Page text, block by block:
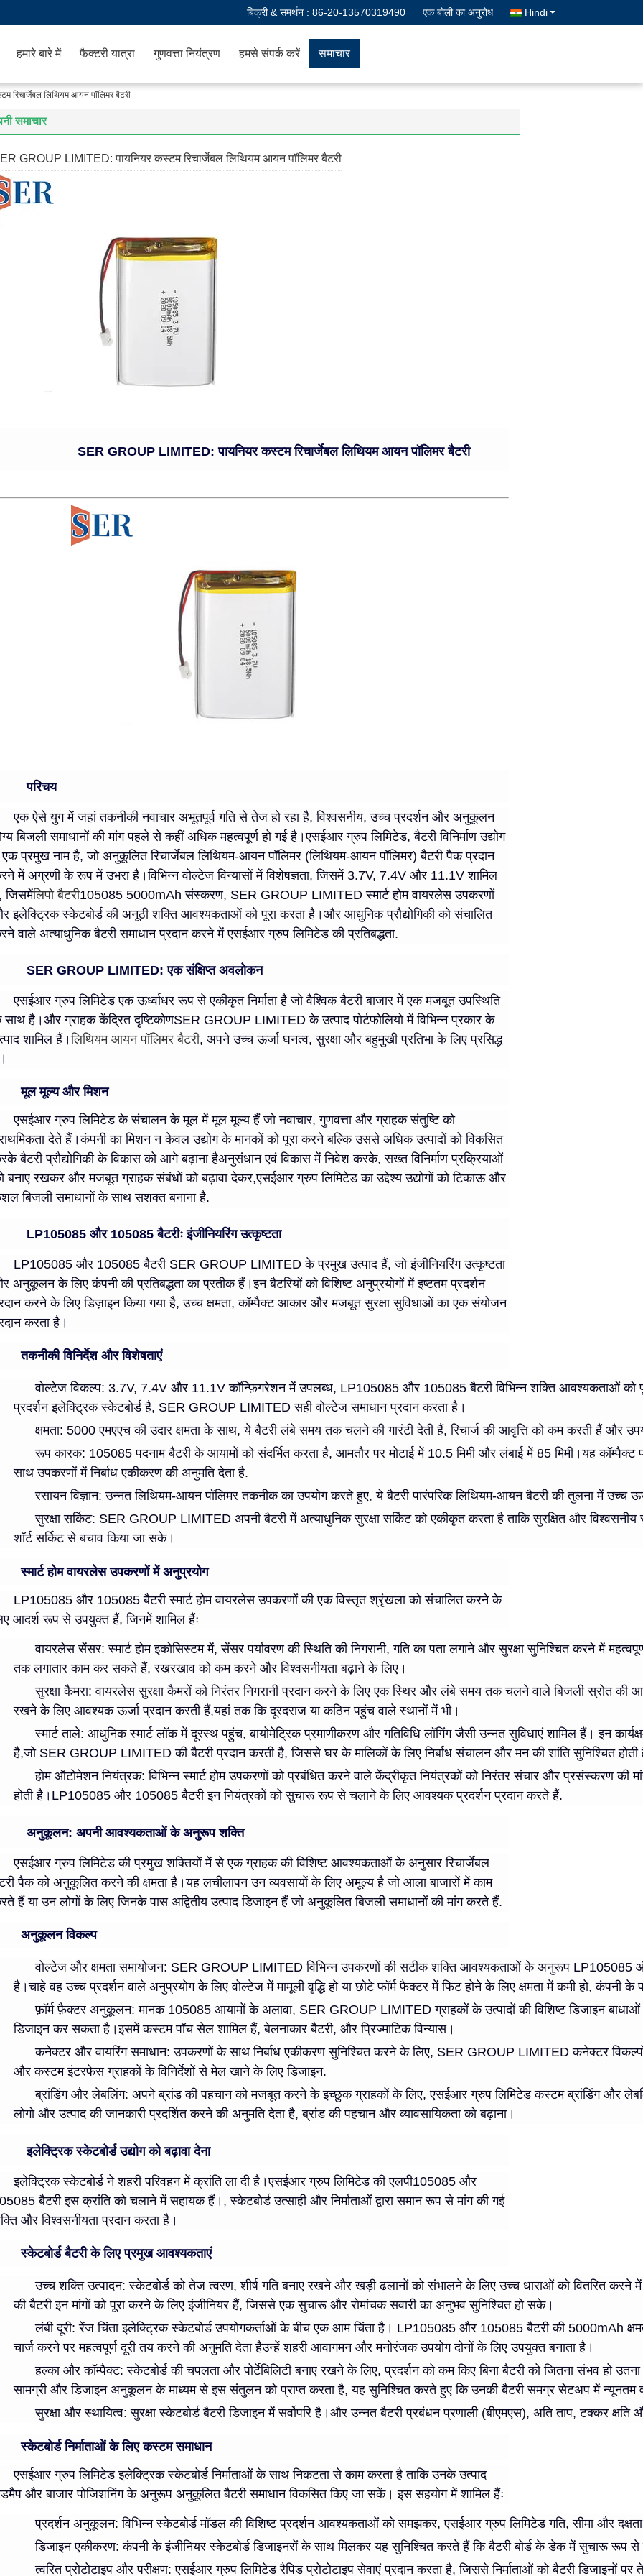
बिक्री & समर्थन : 86-20-13570319490 एक बोली का अनुरोध Hindi
हमारे बारे में फैक्टरी यात्रा गुणवत्ता नियंत्रण हमसे संपर्क करें समाचार
रिचार्जेबल लिथियम आयन पॉलिमर बैटरी
समाचार
GROUP LIMITED: पायनियर कस्टम रिचार्जेबल लिथियम आयन पॉलिमर बैटरी
SER GROUP LIMITED: पायनियर कस्टम रिचार्जेबल लिथियम आयन पॉलिमर बैटरी
परिचय
एक ऐसे युग में जहां तकनीकी नवाचार अभूतपूर्व गति से तेज हो रहा है, विश्वसनीय, उच्च प्रदर्शन और अनुकूलन
बिजली समाधानों की मांग पहले से कहीं अधिक महत्वपूर्ण हो गई है।एसईआर ग्रुप लिमिटेड, बैटरी विनिर्माण उद्योग
प्रमुख नाम है, जो अनुकूलित रिचार्जेबल लिथियम-आयन पॉलिमर (लिथियम-आयन पॉलिमर) बैटरी पैक प्रदान
में अग्रणी के रूप में उभरा है।विभिन्न वोल्टेज विन्यासों में विशेषज्ञता, जिसमें 3.7V, 7.4V और 11.1V शामिल
जिसमेंलिपो बैटरी105085 5000mAh संस्करण, SER GROUP LIMITED स्मार्ट होम वायरलेस उपकरणों
इलेक्ट्रिक स्केटबोर्ड की अनूठी शक्ति आवश्यकताओं को पूरा करता है।और आधुनिक प्रौद्योगिकी को संचालित
वाले अत्याधुनिक बैटरी समाधान प्रदान करने में एसईआर ग्रुप लिमिटेड की प्रतिबद्धता.
SER GROUP LIMITED: एक संक्षिप्त अवलोकन
एसईआर ग्रुप लिमिटेड एक ऊर्ध्वाधर रूप से एकीकृत निर्माता है जो वैश्विक बैटरी बाजार में एक मजबूत उपस्थिति
है।और ग्राहक केंद्रित दृष्टिकोणSER GROUP LIMITED के उत्पाद पोर्टफोलियो में विभिन्न प्रकार के
शामिल हैं।लिथियम आयन पॉलिमर बैटरी, अपने उच्च ऊर्जा घनत्व, सुरक्षा और बहुमुखी प्रतिभा के लिए प्रसिद्ध
मूल मूल्य और मिशन
एसईआर ग्रुप लिमिटेड के संचालन के मूल में मूल मूल्य हैं जो नवाचार, गुणवत्ता और ग्राहक संतुष्टि को
देते हैं।कंपनी का मिशन न केवल उद्योग के मानकों को पूरा करने बल्कि उससे अधिक उत्पादों को विकसित
बैटरी प्रौद्योगिकी के विकास को आगे बढ़ाना हैअनुसंधान एवं विकास में निवेश करके, सख्त विनिर्माण प्रक्रियाओं
बनाए रखकर और मजबूत ग्राहक संबंधों को बढ़ावा देकर,एसईआर ग्रुप लिमिटेड का उद्देश्य उद्योगों को टिकाऊ और
बिजली समाधानों के साथ सशक्त बनाना है.
LP105085 और 105085 बैटरीः इंजीनियरिंग उत्कृष्टता
LP105085 और 105085 बैटरी SER GROUP LIMITED के प्रमुख उत्पाद हैं, जो इंजीनियरिंग उत्कृष्टता
अनुकूलन के लिए कंपनी की प्रतिबद्धता का प्रतीक हैं।इन बैटरियों को विशिष्ट अनुप्रयोगों में इष्टतम प्रदर्शन
करने के लिए डिज़ाइन किया गया है, उच्च क्षमता, कॉम्पैक्ट आकार और मजबूत सुरक्षा सुविधाओं का एक संयोजन
करता है।
तकनीकी विनिर्देश और विशेषताएं
वोल्टेज विकल्प: 3.7V, 7.4V और 11.1V कॉन्फ़िगरेशन में उपलब्ध, LP105085 और 105085 बैटरी विभिन्न शक्ति आवश्यकताओं को
प्रदर्शन इलेक्ट्रिक स्केटबोर्ड है, SER GROUP LIMITED सही वोल्टेज समाधान प्रदान करता है।
क्षमता: 5000 एमएएच की उदार क्षमता के साथ, ये बैटरी लंबे समय तक चलने की गारंटी देती हैं, रिचार्ज की आवृत्ति को कम करती हैं और
रूप कारक: 105085 पदनाम बैटरी के आयामों को संदर्भित करता है, आमतौर पर मोटाई में 10.5 मिमी और लंबाई में 85 मिमी।यह कॉम्पैक्ट
साथ उपकरणों में निर्बाध एकीकरण की अनुमति देता है.
रसायन विज्ञान: उन्नत लिथियम-आयन पॉलिमर तकनीक का उपयोग करते हुए, ये बैटरी पारंपरिक लिथियम-आयन बैटरी की तुलना में उच्च
सुरक्षा सर्किट: SER GROUP LIMITED अपनी बैटरी में अत्याधुनिक सुरक्षा सर्किट को एकीकृत करता है ताकि सुरक्षित और
शॉर्ट सर्किट से बचाव किया जा सके।
स्मार्ट होम वायरलेस उपकरणों में अनुप्रयोग
LP105085 और 105085 बैटरी स्मार्ट होम वायरलेस उपकरणों की एक विस्तृत श्रृंखला को संचालित करने के
आदर्श रूप से उपयुक्त हैं, जिनमें शामिल हैंः
वायरलेस सेंसर: स्मार्ट होम इकोसिस्टम में, सेंसर पर्यावरण की स्थिति की निगरानी, गति का पता लगाने और सुरक्षा सुनिश्चित करने में
तक लगातार काम कर सकते हैं, रखरखाव को कम करने और विश्वसनीयता बढ़ाने के लिए।
सुरक्षा कैमरा: वायरलेस सुरक्षा कैमरों को निरंतर निगरानी प्रदान करने के लिए एक स्थिर और लंबे समय तक चलने वाले बिजली स्रोत
रखने के लिए आवश्यक ऊर्जा प्रदान करती हैं,यहां तक कि दूरदराज या कठिन पहुंच वाले स्थानों में भी।
स्मार्ट ताले: आधुनिक स्मार्ट लॉक में दूरस्थ पहुंच, बायोमेट्रिक प्रमाणीकरण और गतिविधि लॉगिंग जैसी उन्नत सुविधाएं शामिल हैं। इन
है,जो SER GROUP LIMITED की बैटरी प्रदान करती है, जिससे घर के मालिकों के लिए निर्बाध संचालन और मन की शांति सुनिश्चित
होम ऑटोमेशन नियंत्रक: विभिन्न स्मार्ट होम उपकरणों को प्रबंधित करने वाले केंद्रीकृत नियंत्रकों को निरंतर संचार और प्रसंस्करण
होती है।LP105085 और 105085 बैटरी इन नियंत्रकों को सुचारू रूप से चलाने के लिए आवश्यक प्रदर्शन प्रदान करते हैं.
अनुकूलन: अपनी आवश्यकताओं के अनुरूप शक्ति
एसईआर ग्रुप लिमिटेड की प्रमुख शक्तियों में से एक ग्राहक की विशिष्ट आवश्यकताओं के अनुसार रिचार्जेबल
पैक को अनुकूलित करने की क्षमता है।यह लचीलापन उन व्यवसायों के लिए अमूल्य है जो आला बाजारों में काम
हैं या उन लोगों के लिए जिनके पास अद्वितीय उत्पाद डिजाइन हैं जो अनुकूलित बिजली समाधानों की मांग करते हैं.
अनुकूलन विकल्प
वोल्टेज और क्षमता समायोजन: SER GROUP LIMITED विभिन्न उपकरणों की सटीक शक्ति आवश्यकताओं के अनुरूप LP105085
है।चाहे वह उच्च प्रदर्शन वाले अनुप्रयोग के लिए वोल्टेज में मामूली वृद्धि हो या छोटे फॉर्म फैक्टर में फिट होने के लिए क्षमता में कमी हो, कंपनी के
फ़ॉर्म फ़ैक्टर अनुकूलन: मानक 105085 आयामों के अलावा, SER GROUP LIMITED ग्राहकों के उत्पादों की विशिष्ट डिजाइन
डिजाइन कर सकता है।इसमें कस्टम पॉच सेल शामिल हैं, बेलनाकार बैटरी, और प्रिज्माटिक विन्यास।
कनेक्टर और वायरिंग समाधान: उपकरणों के साथ निर्बाध एकीकरण सुनिश्चित करने के लिए, SER GROUP LIMITED कनेक्टर
और कस्टम इंटरफेस ग्राहकों के विनिर्देशों से मेल खाने के लिए डिजाइन.
ब्रांडिंग और लेबलिंग: अपने ब्रांड की पहचान को मजबूत करने के इच्छुक ग्राहकों के लिए, एसईआर ग्रुप लिमिटेड कस्टम ब्रांडिंग और
लोगो और उत्पाद की जानकारी प्रदर्शित करने की अनुमति देता है, ब्रांड की पहचान और व्यावसायिकता को बढ़ाना।
इलेक्ट्रिक स्केटबोर्ड उद्योग को बढ़ावा देना
इलेक्ट्रिक स्केटबोर्ड ने शहरी परिवहन में क्रांति ला दी है।एसईआर ग्रुप लिमिटेड की एलपी105085 और
बैटरी इस क्रांति को चलाने में सहायक हैं।, स्केटबोर्ड उत्साही और निर्माताओं द्वारा समान रूप से मांग की गई
और विश्वसनीयता प्रदान करता है।
स्केटबोर्ड बैटरी के लिए प्रमुख आवश्यकताएं
उच्च शक्ति उत्पादन: स्केटबोर्ड को तेज त्वरण, शीर्ष गति बनाए रखने और खड़ी ढलानों को संभालने के लिए उच्च धाराओं को वितरित
की बैटरी इन मांगों को पूरा करने के लिए इंजीनियर हैं, जिससे एक सुचारू और रोमांचक सवारी का अनुभव सुनिश्चित हो सके।
लंबी दूरी: रेंज चिंता इलेक्ट्रिक स्केटबोर्ड उपयोगकर्ताओं के बीच एक आम चिंता है। LP105085 और 105085 बैटरी की 5000mAh
चार्ज करने पर महत्वपूर्ण दूरी तय करने की अनुमति देता हैउन्हें शहरी आवागमन और मनोरंजक उपयोग दोनों के लिए उपयुक्त बनाता है।
हल्का और कॉम्पैक्ट: स्केटबोर्ड की चपलता और पोर्टेबिलिटी बनाए रखने के लिए, प्रदर्शन को कम किए बिना बैटरी को जितना संभव हो
सामग्री और डिजाइन अनुकूलन के माध्यम से इस संतुलन को प्राप्त करता है, यह सुनिश्चित करते हुए कि उनकी बैटरी समग्र सेटअप में न्यूनतम
सुरक्षा और स्थायित्व: सुरक्षा स्केटबोर्ड बैटरी डिजाइन में सर्वोपरि है।और उन्नत बैटरी प्रबंधन प्रणाली (बीएमएस), अति ताप, टक्कर
स्केटबोर्ड निर्माताओं के लिए कस्टम समाधान
एसईआर ग्रुप लिमिटेड इलेक्ट्रिक स्केटबोर्ड निर्माताओं के साथ निकटता से काम करता है ताकि उनके उत्पाद
और बाजार पोजिशनिंग के अनुरूप अनुकूलित बैटरी समाधान विकसित किए जा सकें। इस सहयोग में शामिल हैंः
प्रदर्शन अनुकूलन: विभिन्न स्केटबोर्ड मॉडल की विशिष्ट प्रदर्शन आवश्यकताओं को समझकर, एसईआर ग्रुप लिमिटेड गति, सीमा और
डिजाइन एकीकरण: कंपनी के इंजीनियर स्केटबोर्ड डिजाइनरों के साथ मिलकर यह सुनिश्चित करते हैं कि बैटरी बोर्ड के डेक में सुचारू रूप
त्वरित प्रोटोटाइप और परीक्षण: एसईआर ग्रुप लिमिटेड रैपिड प्रोटोटाइप सेवाएं प्रदान करता है, जिससे निर्माताओं को बैटरी डिजाइनों